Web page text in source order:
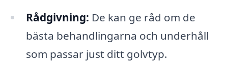
Rådgivning: De kan ge råd om de
bästa behandlingarna och underhåll
som passar just ditt golvtyp.